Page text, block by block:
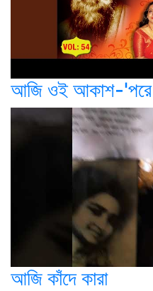
আজি ওই আকাশ-'পরে
আজি কাঁদে কারা